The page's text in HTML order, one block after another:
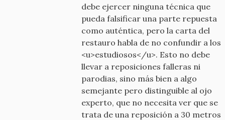
debe ejercer ninguna técnica que
pueda falsificar una parte repuesta
como auténtica, pero la carta del
restauro habla de no confundir a los
<u>estudiosos</u>. Esto no debe
llevar a reposiciones falleras ni
parodias, sino más bien a algo
semejante pero distinguible al ojo
experto, que no necesita ver que se
trata de una reposición a 30 metros